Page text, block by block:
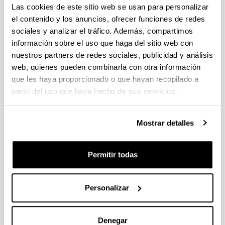
Las cookies de este sitio web se usan para personalizar
el contenido y los anuncios, ofrecer funciones de redes
sociales y analizar el tráfico. Además, compartimos
información sobre el uso que haga del sitio web con
nuestros partners de redes sociales, publicidad y análisis
web, quienes pueden combinarla con otra información
que les haya proporcionado o que hayan recopilado a
partir del uso que haya hecho de sus servicios.
Mostrar detalles
Permitir todas
Personalizar
Denegar
libro (a partir del 2004)
Furfuryl Alcohol and Derivatives
Autoría:
P. Maireles-Torres, P.L. Arias
2018
Volumen:
Furfural: An Entry Point of Lignocellulose in
Biorefineries to Produce Renewable Chemicals,
Polymers, and Biofuels
Página de inicio - Página de fin: